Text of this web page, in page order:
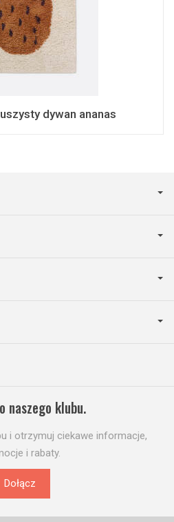
dywan ananas
naszego klubu.
i otrzymuj ciekawe informacje,
i rabaty.
Dołącz